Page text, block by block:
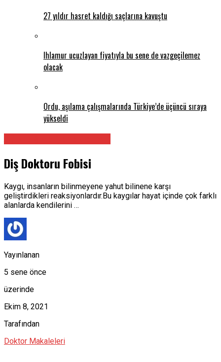
27 yıldır hasret kaldığı saçlarına kavuştu
Ihlamur ucuzlayan fiyatıyla bu sene de vazgeçilemez
olacak
Ordu, aşılama çalışmalarında Türkiye’de üçüncü sıraya
yükseldi
Diş Doktoru Fobisi
Kaygı, insanların bilinmeyene yahut bilinene karşı
geliştirdikleri reaksiyonlardır.Bu kaygılar hayat içinde çok farklı
alanlarda kendilerini …
Yayınlanan
5 sene önce
üzerinde
Ekim 8, 2021
Tarafından
Doktor Makaleleri